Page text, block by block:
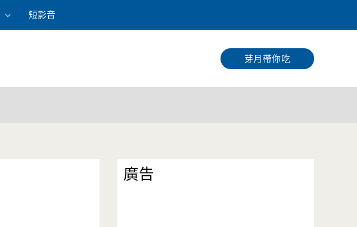
短影音
尋
芽月帶你吃
廣告